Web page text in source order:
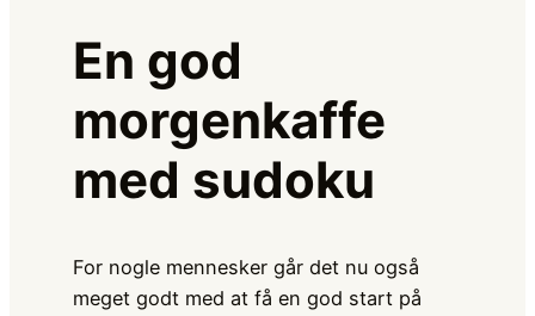
En god
morgenkaffe
med sudoku
For nogle mennesker går det nu også
meget godt med at få en god start på